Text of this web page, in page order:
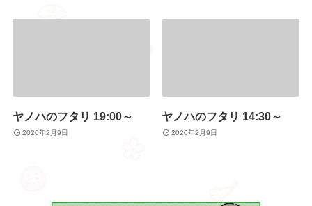
ヤノハのフタリ 19:00～
2020年2月9日
ヤノハのフタリ 14:30～
2020年2月9日